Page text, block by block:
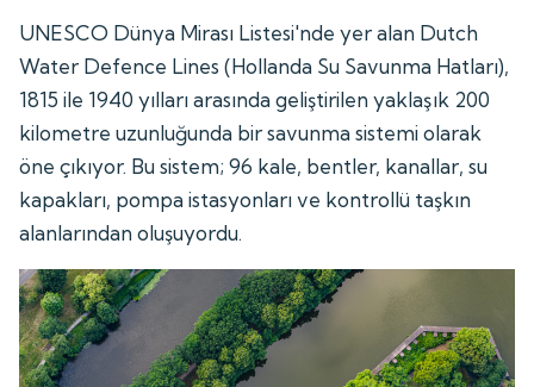
UNESCO Dünya Mirası Listesi'nde yer alan Dutch
Water Defence Lines (Hollanda Su Savunma Hatları),
1815 ile 1940 yılları arasında geliştirilen yaklaşık 200
kilometre uzunluğunda bir savunma sistemi olarak
öne çıkıyor. Bu sistem; 96 kale, bentler, kanallar, su
kapakları, pompa istasyonları ve kontrollü taşkın
alanlarından oluşuyordu.